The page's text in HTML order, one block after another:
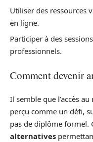
Utiliser des ressources
en ligne.
Participer à des
professionnels.
Comment devenir
Il semble que l’accès
perçu comme un défi,
pas de diplôme formel.
alternatives